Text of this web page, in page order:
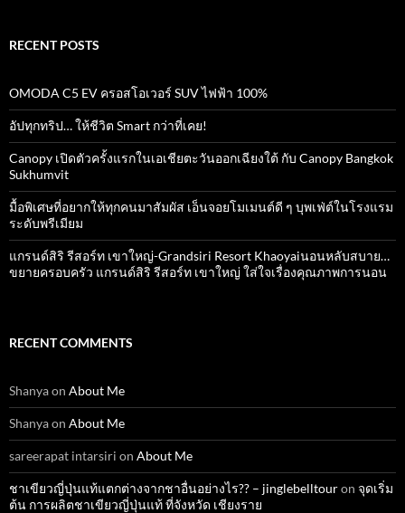
RECENT POSTS
OMODA C5 EV ครอสโอเวอร์ SUV ไฟฟ้า 100%
อัปทุกทริป… ให้ชีวิต Smart กว่าที่เคย!
Canopy เปิดตัวครั้งแรกในเอเชียตะวันออกเฉียงใต้ กับ Canopy Bangkok
Sukhumvit
มื้อพิเศษที่อยากให้ทุกคนมาสัมผัส เอ็นจอยโมเมนต์ดี ๆ บุพเฟ่ต์ในโรงแรม
ระดับพรีเมียม
แกรนด์สิริ​ รีสอร์ท​ เขาใหญ่​-Grandsiri​ Resort​ Khaoyaiนอนหลับสบาย…
ขยายครอบครัว แกรนด์สิริ รีสอร์ท เขาใหญ่ ใส่ใจเรื่องคุณภาพการนอน
RECENT COMMENTS
Shanyaon About Me
Shanyaon About Me
sareerapat intarsiri on About Me
ชาเขียวญี่ปุ่นแท้แตกต่างจากชาอื่นอย่างไร?? – jinglebelltouron จุดเริ่ม
ต้น การผลิตชาเขียวญี่ปุ่นแท้ ที่จังหวัด เชียงราย